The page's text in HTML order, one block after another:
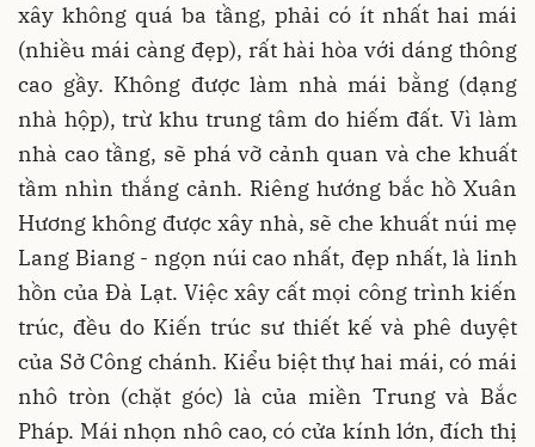
xây không quá ba tầng, phải có ít nhất hai mái
(nhiều mái càng đẹp), rất hài hòa với dáng thông
cao gầy. Không được làm nhà mái bằng (dạng
nhà hộp), trừ khu trung tâm do hiếm đất. Vì làm
nhà cao tầng, sẽ phá vỡ cảnh quan và che khuất
tầm nhìn thắng cảnh. Riêng hướng bắc hồ Xuân
Hương không được xây nhà, sẽ che khuất núi mẹ
Lang Biang - ngọn núi cao nhất, đẹp nhất, là linh
hồn của Đà Lạt. Việc xây cất mọi công trình kiến
trúc, đều do Kiến trúc sư thiết kế và phê duyệt
của Sở Công chánh. Kiểu biệt thự hai mái, có mái
nhô tròn (chặt góc) là của miền Trung và Bắc
Pháp. Mái nhọn nhô cao, có cửa kính lớn, đích thị